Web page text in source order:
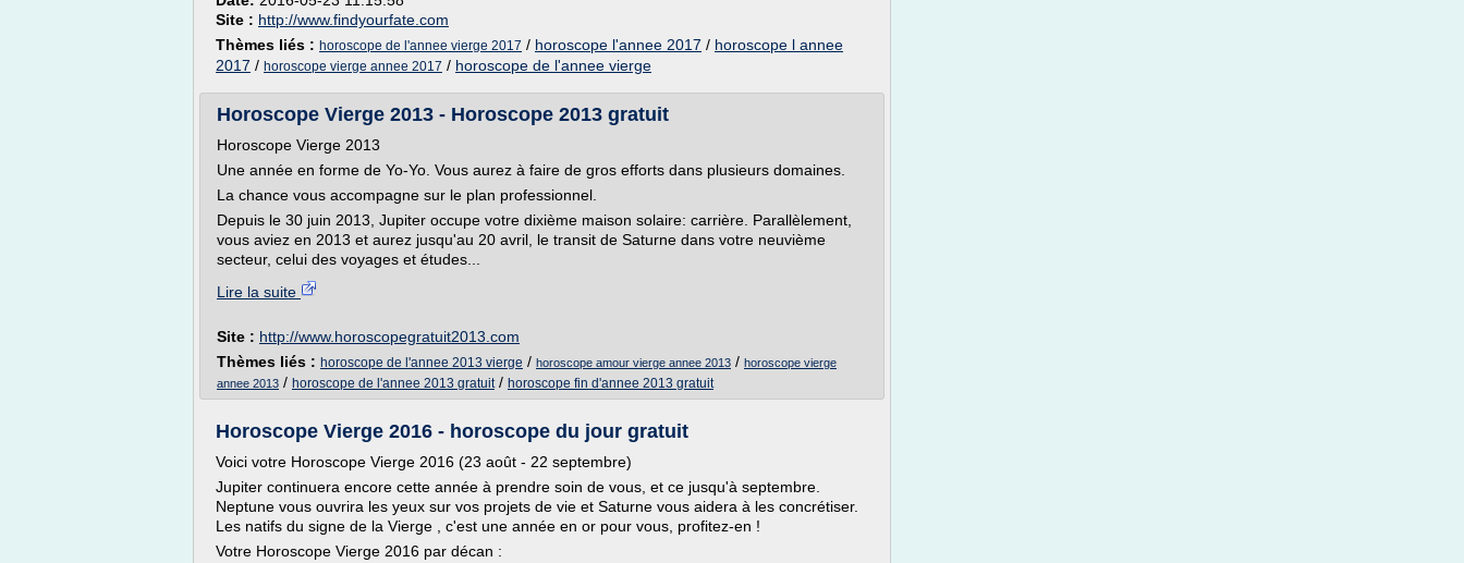
Site : http://www.findyourfate.com
Thèmes liés : horoscope de l'annee vierge 2017 / horoscope l'annee 2017 / horoscope l annee
2017 / horoscope vierge annee 2017 / horoscope de l'annee vierge
Horoscope Vierge 2013 - Horoscope 2013 gratuit
Horoscope Vierge 2013
Une année en forme de Yo-Yo. Vous aurez à faire de gros efforts dans plusieurs domaines.
La chance vous accompagne sur le plan professionnel.
Depuis le 30 juin 2013, Jupiter occupe votre dixième maison solaire: carrière. Parallèlement,
vous aviez en 2013 et aurez jusqu'au 20 avril, le transit de Saturne dans votre neuvième
secteur, celui des voyages et études...
Lire la suite
Site : http://www.horoscopegratuit2013.com
Thèmes liés : horoscope de l'annee 2013 vierge / horoscope amour vierge annee 2013 / horoscope vierge
annee 2013 / horoscope de l'annee 2013 gratuit/ horoscope fin d'annee 2013 gratuit
Horoscope Vierge 2016 - horoscope du jour gratuit
Voici votre Horoscope Vierge 2016 (23 août - 22 septembre)
Jupiter continuera encore cette année à prendre soin de vous, et ce jusqu'à septembre.
Neptune vous ouvrira les yeux sur vos projets de vie et Saturne vous aidera à les concrétiser.
Les natifs du signe de la Vierge , c'est une année en or pour vous, profitez-en !
Votre Horoscope Vierge 2016 par décan :